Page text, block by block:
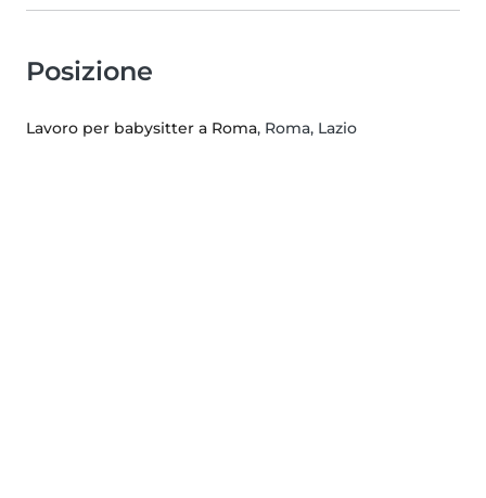
Posizione
Lavoro per babysitter a Roma, Roma, Lazio